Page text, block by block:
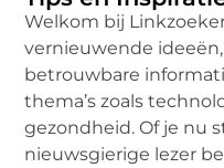
Welkom bij
vernieuwende
betrouwbare
thema’s zoals
gezondheid. Of je nu
nieuwsgierige lezer